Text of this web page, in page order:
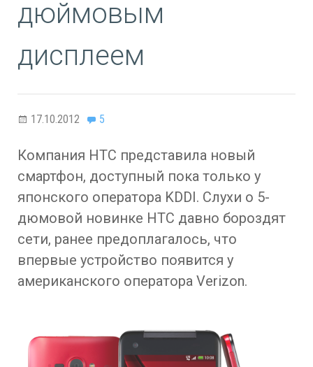
дюймовым
дисплеем
17.10.2012 5
Компания HTC представила новый
смартфон, доступный пока только у
японского оператора KDDI. Слухи о 5-
дюмовой новинке HTC давно бороздят
сети, ранее предоплагалось, что
впервые устройство появится у
американского оператора Verizon.